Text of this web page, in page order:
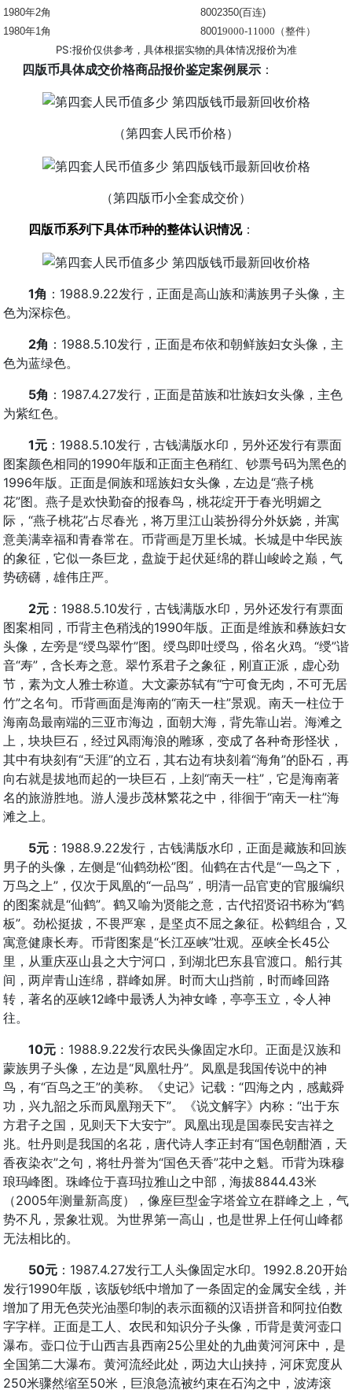
1980年2角 8002350(百连)
1980年1角 80019000-11000（整件）
PS:报价仅供参考，具体根据实物的具体情况报价为准
四版币具体成交价格商品报价鉴定案例展示 ：
（第四套人民币价格）
（第四版币小全套成交价）
四版币系列下具体币种的整体认识情况：
1角 ：1988.9.22发行，正面是高山族和满族男子头像，主
色为深棕色。
2角 ：1988.5.10发行，正面是布依和朝鲜族妇女头像，主
色为蓝绿色。
5角 ：1987.4.27发行，正面是苗族和壮族妇女头像，主色
为紫红色。
1元 ：1988.5.10发行，古钱满版水印，另外还发行有票面
图案颜色相同的1990年版和正面主色稍红、钞票号码为黑色的
1996年版。正面是侗族和瑶族妇女头像，左边是“燕子桃
花”图。燕子是欢快勤奋的报春鸟，桃花绽开于春光明媚之
际，“燕子桃花”占尽春光，将万里江山装扮得分外妖娆，并寓
意美满幸福和青春常在。币背画是万里长城。长城是中华民族
的象征，它似一条巨龙，盘旋于起伏延绵的群山峻岭之巅，气
势磅礴，雄伟庄严。
2元 ：1988.5.10发行，古钱满版水印，另外还发行有票面
图案相同，币背主色稍浅的1990年版。正面是维族和彝族妇女
头像，左旁是“绶鸟翠竹”图。绶鸟即吐绶鸟，俗名火鸡。“绶”谐
音“寿”，含长寿之意。翠竹系君子之象征，刚直正派，虚心劲
节，素为文人雅士称道。大文豪苏轼有“宁可食无肉，不可无居
竹”之名句。币背画面是海南的“南天一柱”景观。南天一柱位于
海南岛最南端的三亚市海边，面朝大海，背先靠山岩。海滩之
上，块块巨石，经过风雨海浪的雕琢，变成了各种奇形怪状，
其中有块刻有“天涯”的立石，其右边有块刻着“海角”的卧石，再
向右就是拔地而起的一块巨石，上刻“南天一柱”，它是海南著
名的旅游胜地。游人漫步茂林繁花之中，徘徊于“南天一柱”海
滩之上。
5元 ：1988.9.22发行，古钱满版水印，正面是藏族和回族
男子的头像，左侧是“仙鹤劲松”图。仙鹤在古代是“一鸟之下，
万鸟之上”，仅次于凤凰的“一品鸟”，明清一品官吏的官服编织
的图案就是“仙鹤”。鹤又喻为贤能之意，古代招贤诏书称为“鹤
板”。劲松挺拔，不畏严寒，是坚贞不屈之象征。松鹤组合，又
寓意健康长寿。币背图案是“长江巫峡”壮观。巫峡全长45公
里，从重庆巫山县之大宁河口，到湖北巴东县官渡口。船行其
间，两岸青山连绵，群峰如屏。时而大山挡前，时而峰回路
转，著名的巫峡12峰中最诱人为神女峰，亭亭玉立，令人神
往。
10元 ：1988.9.22发行农民头像固定水印。正面是汉族和
蒙族男子头像，左边是“凤凰牡丹”。凤凰是我国传说中的神
鸟，有“百鸟之王”的美称。《史记》记载：“四海之内，感戴舜
功，兴九韶之乐而凤凰翔天下”。《说文解字》内称：“出于东
方君子之国，见则天下大安宁”。凤凰出现是国泰民安吉祥之
兆。牡丹则是我国的名花，唐代诗人李正封有“国色朝酣酒，天
香夜染衣”之句，将牡丹誉为“国色天香”花中之魁。币背为珠穆
琅玛峰图。珠峰位于喜玛拉雅山之中部，海拔8844.43米
（2005年测量新高度），像座巨型金字塔耸立在群峰之上，气
势不凡，景象壮观。为世界第一高山，也是世界上任何山峰都
无法相比的。
50元 ：1987.4.27发行工人头像固定水印。1992.8.20开始
发行1990年版，该版钞纸中增加了一条固定的金属安全线，并
增加了用无色荧光油墨印制的表示面额的汉语拼音和阿拉伯数
字字样。正面是工人、农民和知识分子头像，币背是黄河壶口
瀑布。壶口位于山西吉县西南25公里处的九曲黄河河床中，是
全国第二大瀑布。黄河流经此处，两边大山挟持，河床宽度从
250米骤然缩至50米，巨浪急流被约束在石沟之中，波涛滚